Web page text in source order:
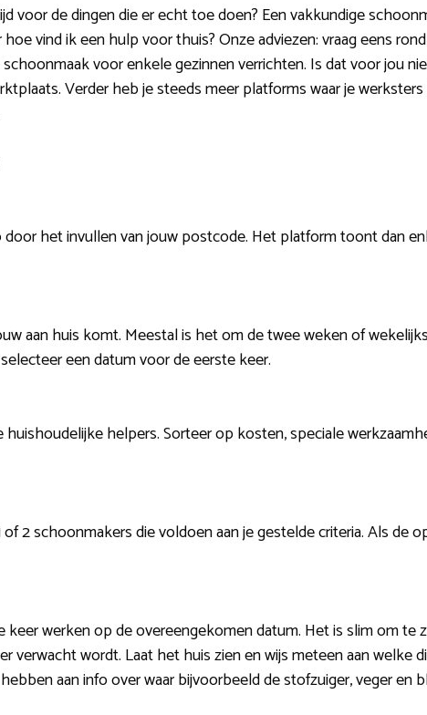
voor de dingen die er echt toe doen? Een vakkundige
vind ik een hulp voor thuis? Onze adviezen: vraag eens
voor enkele gezinnen verrichten. Is dat voor jou
Verder heb je steeds meer platforms waar je
het invullen van jouw postcode. Het platform toont dan
aan huis komt. Meestal is het om de twee weken of
een datum voor de eerste keer.
helpers. Sorteer op kosten, speciale
2 schoonmakers die voldoen aan je gestelde criteria. Als de
werken op de overeengekomen datum. Het is slim om te
verwacht wordt. Laat het huis zien en wijs meteen aan welke
aan info over waar bijvoorbeeld de stofzuiger, veger en